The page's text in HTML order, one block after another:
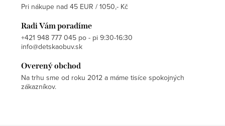
Pri nákupe nad 45 EUR / 1050,- Kč
Radi Vám poradíme
+421 948 777 045 po - pi 9:30-16:30
info@detskaobuv.sk
Overený obchod
Na trhu sme od roku 2012 a máme tisíce spokojných
zákazníkov.